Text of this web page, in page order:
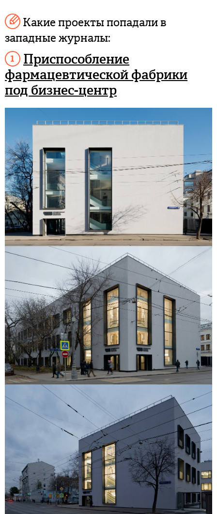
Какие проекты попадали в
западные журналы:
Приспособление
фармацевтической фабрики
под бизнес-центр